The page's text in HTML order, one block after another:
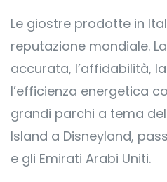
Le giostre prodotte in
reputazione mondiale.
accurata, l’affidabilità,
l’efficienza energetica
grandi parchi a tema
Island a Disneyland,
e gli Emirati Arabi Uniti.